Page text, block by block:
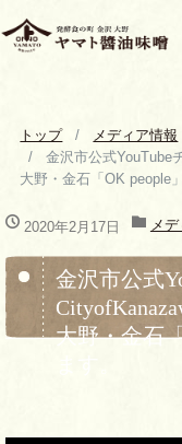
トップ
メディア情報
金沢市公式YouTube
大野・金石「OK people
2020年2月17日 メ
金沢市公式
大野・金石